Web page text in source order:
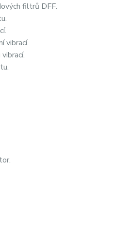
filtrů DFF.
vibrací.